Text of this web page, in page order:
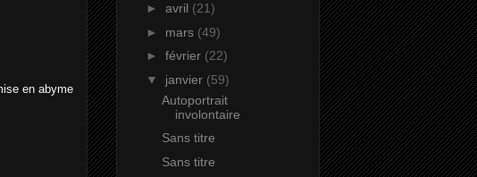
en abyme
► avril (21)
► mars (49)
► février (22)
▼ janvier (59)
Autoportrait
involontaire
Sans titre
Sans titre